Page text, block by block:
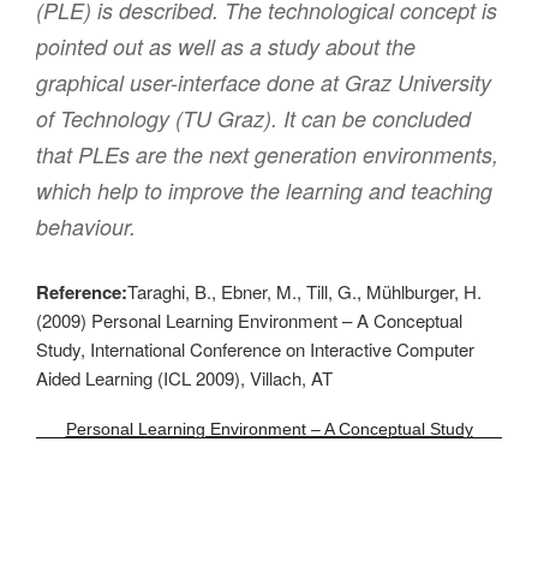
(PLE) is described. The technological concept is
pointed out as well as a study about the
graphical user-interface done at Graz University
of Technology (TU Graz). It can be concluded
that PLEs are the next generation environments,
which help to improve the learning and teaching
behaviour.
Reference:Taraghi, B., Ebner, M., Till, G., Mühlburger, H.
(2009) Personal Learning Environment – A Conceptual
Study, International Conference on Interactive Computer
Aided Learning (ICL 2009), Villach, AT
Personal Learning Environment – A Conceptual Study